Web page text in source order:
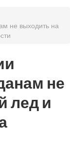
не выходить на
не
лед и